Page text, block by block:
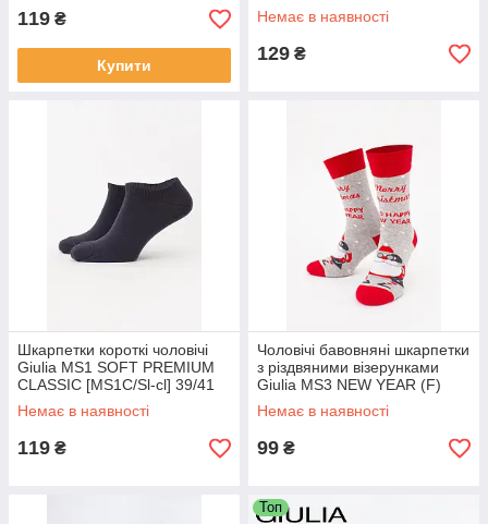
119 ₴
Купити
Немає в наявності
129 ₴
Шкарпетки короткі чоловічі
Giulia MS1 SOFT PREMIUM
CLASSIC [MS1C/Sl-cl] 39/41
Grey-iron, короткі бавовняні
носки
Немає в наявності
119 ₴
Чоловічі бавовняні шкарпетки
з різдвяними візерунками
Giulia MS3 NEW YEAR (F)
2404 39/42 Grey-silver
melange
Немає в наявності
99 ₴
Топ